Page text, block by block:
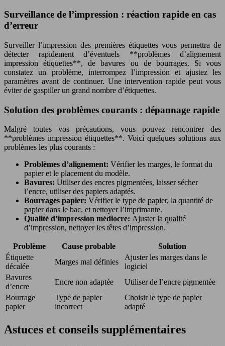
Surveillance de l’impression : réaction rapide en cas
d’erreur
Surveiller l’impression des premières étiquettes vous permettra de
détecter rapidement d’éventuels **problèmes d’alignement
impression étiquettes**, de bavures ou de bourrages. Si vous
constatez un problème, interrompez l’impression et ajustez les
paramètres avant de continuer. Une intervention rapide peut vous
éviter de gaspiller un grand nombre d’étiquettes.
Solution des problèmes courants : dépannage rapide
Malgré toutes vos précautions, vous pouvez rencontrer des
**problèmes impression étiquettes**. Voici quelques solutions aux
problèmes les plus courants :
Problèmes d’alignement: Vérifier les marges, le format du
papier et le placement du modèle.
Bavures: Utiliser des encres pigmentées, laisser sécher
l’encre, utiliser des papiers adaptés.
Bourrages papier: Vérifier le type de papier, la quantité de
papier dans le bac, et nettoyer l’imprimante.
Qualité d’impression médiocre: Ajuster la qualité
d’impression, nettoyer les têtes d’impression.
Problème Cause probable
Solution
Étiquette
décalée
Marges mal définies
Ajuster les marges dans le
logiciel
Bavures
d’encre
Encre non adaptée
Utiliser de l’encre pigmentée
Bourrage
papier
Type de papier
incorrect
Choisir le type de papier
adapté
Astuces et conseils supplémentaires